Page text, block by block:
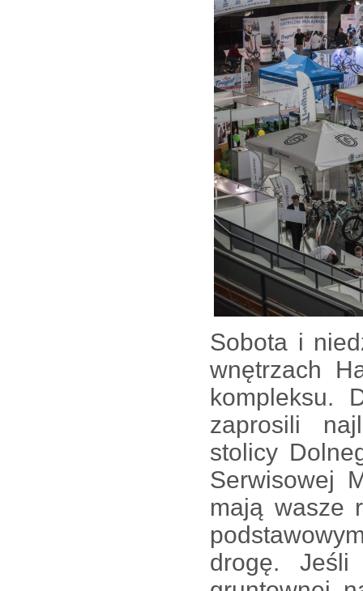
Sobota i
wnętrzach
kompleksu.
zaprosili
stolicy
Serwisowej
mają wasze
drogę.